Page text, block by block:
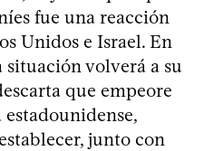
fue una reacción
Unidos e Israel. En
situación volverá a su
que empeore
junto con